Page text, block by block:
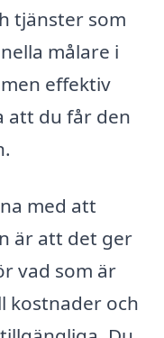
tjänster som
målare i
effektiv
att du får den
med att
är att det ger
vad som är
kostnader och